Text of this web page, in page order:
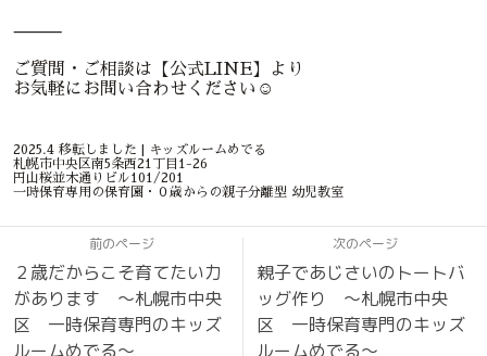
⸻
ご質問・ご相談は【公式LINE】より
お気軽にお問い合わせください☺️
2025.4 移転しました | キッズルームめでる
札幌市中央区南5条西21丁目1-26
円山桜並木通りビル101/201
一時保育専用の保育園・０歳からの親子分離型 幼児教室
前のページ
２歳だからこそ育てたい力
があります 〜札幌市中央
区 一時保育専門のキッズ
ルームめでる〜
次のページ
親子であじさいのトートバ
ッグ作り 〜札幌市中央
区 一時保育専門のキッズ
ルームめでる〜